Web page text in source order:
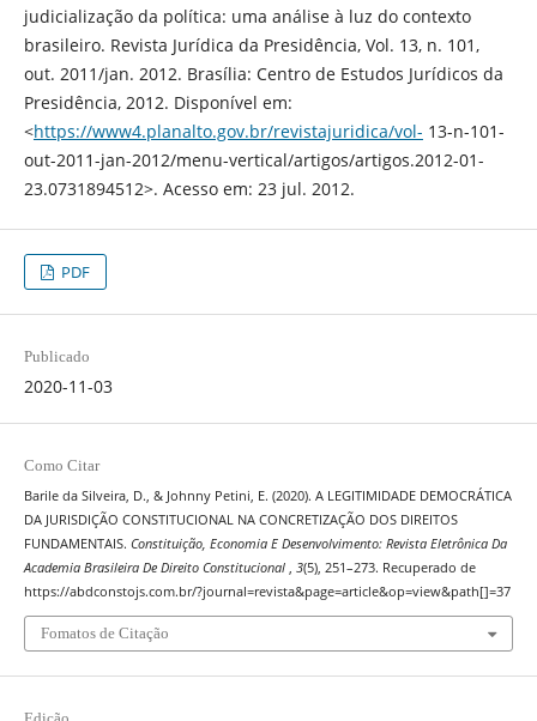
judicialização da política: uma análise à luz do contexto
brasileiro. Revista Jurídica da Presidência, Vol. 13, n. 101,
out. 2011/jan. 2012. Brasília: Centro de Estudos Jurídicos da
Presidência, 2012. Disponível em:
<https://www4.planalto.gov.br/revistajuridica/vol- 13-n-101-
out-2011-jan-2012/menu-vertical/artigos/artigos.2012-01-
23.0731894512>. Acesso em: 23 jul. 2012.
PDF
Publicado
2020-11-03
Como Citar
Barile da Silveira, D., & Johnny Petini, E. (2020). A LEGITIMIDADE DEMOCRÁTICA
DA JURISDIÇÃO CONSTITUCIONAL NA CONCRETIZAÇÃO DOS DIREITOS
FUNDAMENTAIS. Constituição, Economia E Desenvolvimento: Revista Eletrônica Da
Academia Brasileira De Direito Constitucional
3(5), 251–273. Recuperado de
https://abdconstojs.com.br/?journal=revista&page=article&op=view&path[]=37
Fomatos de Citação